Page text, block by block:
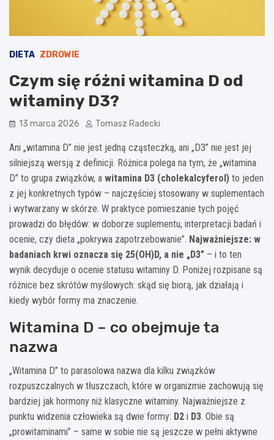
DIETA ZDROWIE
Czym się różni witamina D od
witaminy D3?
13 marca 2026 Tomasz Radecki
Ani „witamina D” nie jest jedną cząsteczką, ani „D3” nie jest jej
silniejszą wersją z definicji. Różnica polega na tym, że „witamina
D” to grupa związków, a witamina D3 (cholekalcyferol) to jeden
z jej konkretnych typów – najczęściej stosowany w suplementach
i wytwarzany w skórze. W praktyce pomieszanie tych pojęć
prowadzi do błędów: w doborze suplementu, interpretacji badań i
ocenie, czy dieta „pokrywa zapotrzebowanie”. Najważniejsze: w
badaniach krwi oznacza się 25(OH)D, a nie „D3” – i to ten
wynik decyduje o ocenie statusu witaminy D. Poniżej rozpisane są
różnice bez skrótów myślowych: skąd się biorą, jak działają i
kiedy wybór formy ma znaczenie.
Witamina D – co obejmuje ta
nazwa
„Witamina D” to parasolowa nazwa dla kilku związków
rozpuszczalnych w tłuszczach, które w organizmie zachowują się
bardziej jak hormony niż klasyczne witaminy. Najważniejsze z
punktu widzenia człowieka są dwie formy: D2 i D3. Obie są
„prowitaminami” – same w sobie nie są jeszcze w pełni aktywne